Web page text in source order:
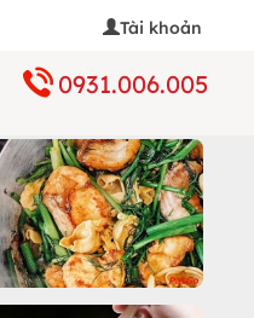
Tài khoản
0931.006.005